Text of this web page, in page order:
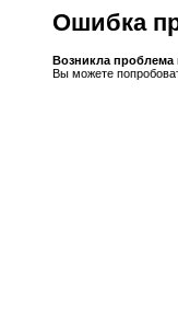
Ошибка
Возникла проблема
Вы можете